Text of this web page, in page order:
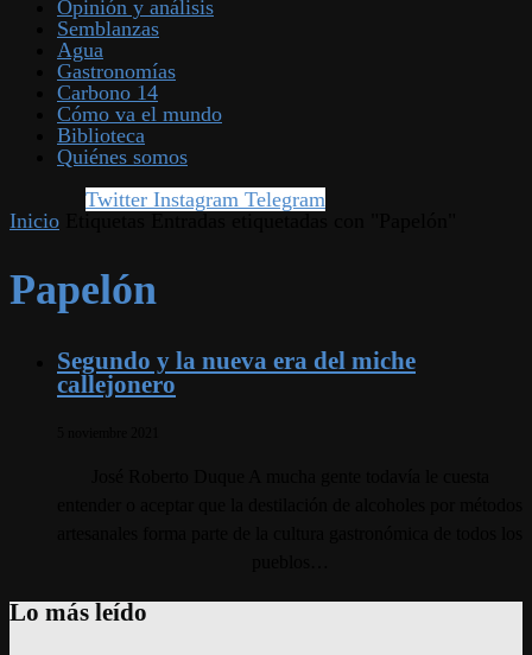
Opinión y análisis
Semblanzas
Agua
Gastronomías
Carbono 14
Cómo va el mundo
Biblioteca
Quiénes somos
Twitter Instagram Telegram
Inicio
Papelón
Segundo y la nueva era del miche
callejonero
Lo más leído